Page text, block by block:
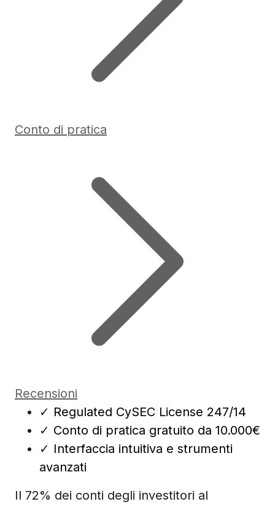
Conto di pratica
Recensioni
✓ Regulated CySEC License 247/14
✓ Conto di pratica gratuito da 10.000€
✓ Interfaccia intuitiva e strumenti
avanzati
Il 72% dei conti degli investitori al